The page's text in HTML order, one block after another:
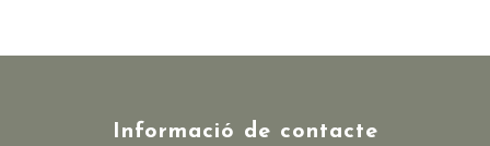
Informació de contacte